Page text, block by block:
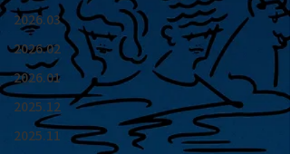
2026.03
2026.02
2026.01
2025.12
2025.11